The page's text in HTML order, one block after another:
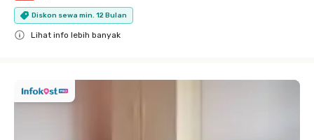
Diskon sewa min. 12 Bulan
Lihat info lebih banyak